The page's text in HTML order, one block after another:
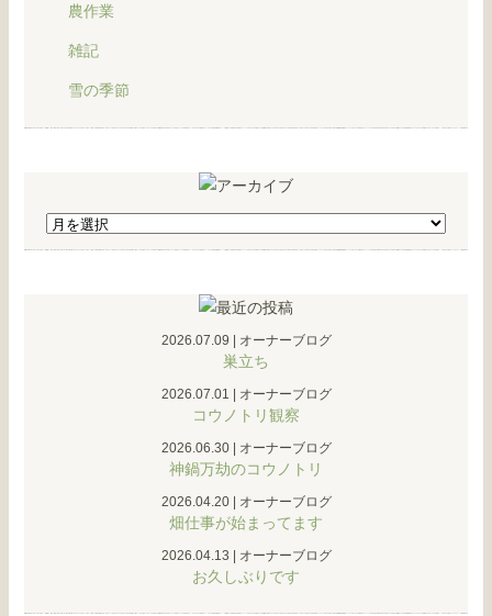
農作業
雑記
雪の季節
2026.07.09 オーナーブログ
巣立ち
2026.07.01 オーナーブログ
コウノトリ観察
2026.06.30| オーナーブログ
神鍋万劫のコウノトリ
2026.04.20| オーナーブログ
畑仕事が始まってます
2026.04.13 オーナーブログ
お久しぶりです